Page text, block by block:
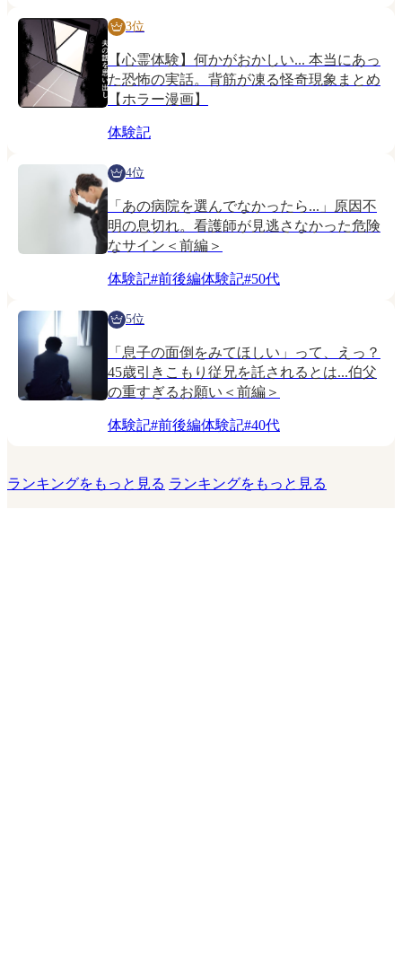
3位
【心霊体験】何かがおかしい... 本当にあっ
た恐怖の実話。背筋が凍る怪奇現象まとめ
【ホラー漫画】
体験記
4位
「あの病院を選んでなかったら...」原因不
明の息切れ。看護師が見逃さなかった危険
なサイン＜前編＞
体験記#前後編体験記#50代
5位
「息子の面倒をみてほしい」って、えっ？
45歳引きこもり従兄を託されるとは...伯父
の重すぎるお願い＜前編＞
体験記#前後編体験記#40代
ランキングをもっと見る ランキングをもっと見る